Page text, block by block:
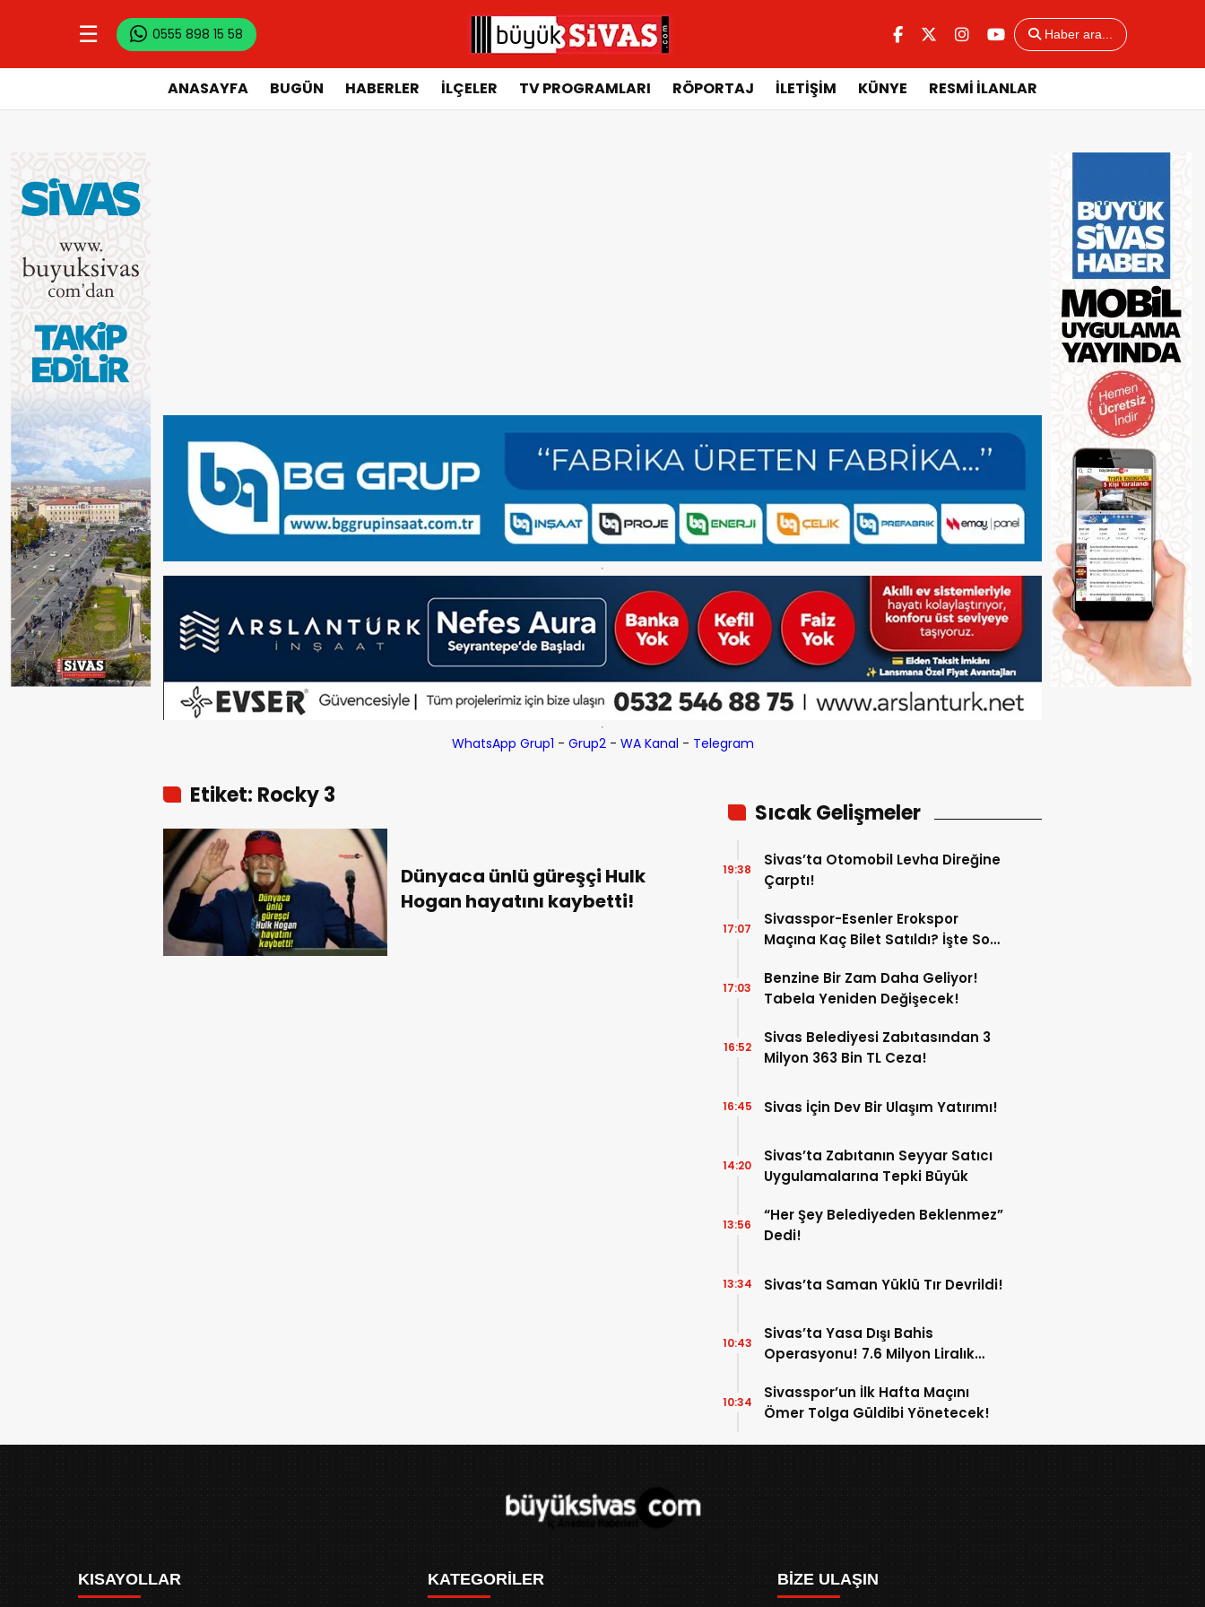
☰ 0555 898 15 58 Haber ara...
ANASAYFA BUGÜN HABERLER İLÇELER TV PROGRAMLARI RÖPORTAJ İLETİŞİM KÜNYE RESMİ İLANLAR
WhatsApp Grup1 - Grup2- WA Kanal - Telegram
Etiket: Rocky 3
Dünyaca ünlü güreşçi Hulk
Hogan hayatını kaybetti!
Sıcak Gelişmeler
Sivas’ta Otomobil Levha Direğine
Çarptı!
19:38
Sivasspor-Esenler Erokspor
Maçına Kaç Bilet Satıldı? İşte Son
17:07
Benzine Bir Zam Daha Geliyor!
Tabela Yeniden Değişecek!
17:03
Sivas Belediyesi Zabıtasından 3
Milyon 363 Bin TL Ceza!
16:52
Sivas İçin Dev Bir Ulaşım Yatırımı!
16:45
Sivas’ta Zabıtanın Seyyar Satıcı
Uygulamalarına Tepki Büyük
14:20
“Her Şey Belediyeden Beklenmez”
Dedi!
13:56
Sivas’ta Saman Yüklü Tır Devrildi!
13:34
Sivas’ta Yasa Dışı Bahis
Operasyonu! 7.6 Milyon Liralık
10:43
Sivasspor’un İlk Hafta Maçını
Ömer Tolga Güldibi Yönetecek!
10:34
KISAYOLLAR KATEGORİLER BİZE ULAŞIN